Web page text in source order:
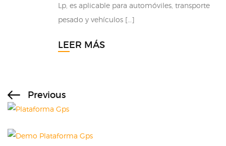
Lp, es aplicable para automóviles, transporte
pesado y vehículos […]
LEER MÁS
Previous